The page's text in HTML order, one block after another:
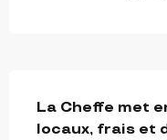
La Cheffe met
locaux, frais et